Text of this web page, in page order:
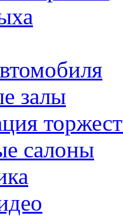
залы
салоны